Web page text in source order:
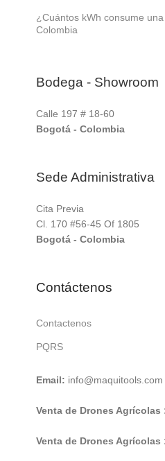
¿Cuántos kWh consume
Colombia
Bodega - Showroom
Calle 197 # 18-60
Bogotá - Colombia
Sede Administrativa
Cita Previa
Cl. 170 #56-45 Of 1805
Bogotá - Colombia
Contáctenos
Contactenos
PQRS
Email: info@maquitools.com
Venta de Drones Agrícolas
Venta de Drones Agrícolas